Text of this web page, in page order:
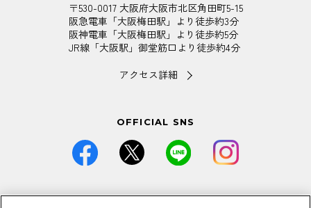
〒530-0017 大阪府大阪市北区角田町5-15
阪急電車「大阪梅田駅」より徒歩約3分
阪神電車「大阪梅田駅」より徒歩約5分
JR線「大阪駅」御堂筋口より徒歩約4分
アクセス詳細
OFFICIAL SNS